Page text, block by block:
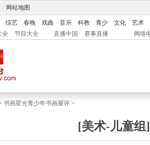
网站地图
综艺 春晚 戏曲 音乐 科教 青少 文化
艺术
全 节目大全 直播中国 赛事直播 网络
书画星光青少年书画展评 >
[美术-儿童组